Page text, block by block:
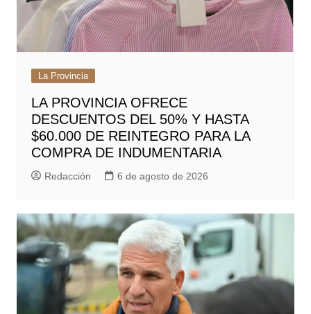
La Provincia
LA PROVINCIA OFRECE
DESCUENTOS DEL 50% Y HASTA
$60.000 DE REINTEGRO PARA LA
COMPRA DE INDUMENTARIA
Redacción 6 de agosto de 2026